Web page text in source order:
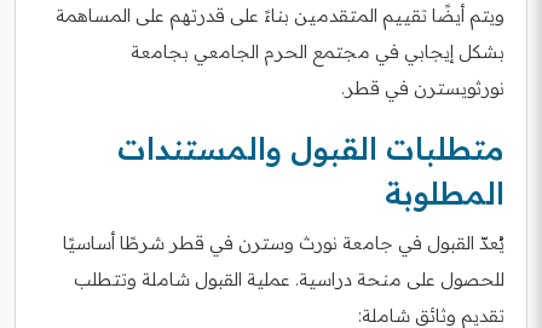
ويتم أيضًا تقييم المتقدمين بناءً على قدرتهم على المساهمة
بشكل إيجابي في مجتمع الحرم الجامعي بجامعة
نورثويسترن في قطر.
متطلبات القبول والمستندات
المطلوبة
يُعدّ القبول في جامعة نورث وسترن في قطر شرطًا أساسيًا
للحصول على منحة دراسية. عملية القبول شاملة وتتطلب
تقديم وثائق شاملة: